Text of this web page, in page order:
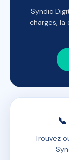
Syndic
charges, la
Trouvez